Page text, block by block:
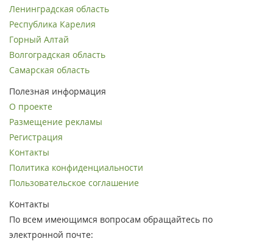
Ленинградская область
Республика Карелия
Горный Алтай
Волгоградская область
Самарская область
Полезная информация
О проекте
Размещение рекламы
Регистрация
Контакты
Политика конфиденциальности
Пользовательское соглашение
Контакты
По всем имеющимся вопросам обращайтесь по
электронной почте: